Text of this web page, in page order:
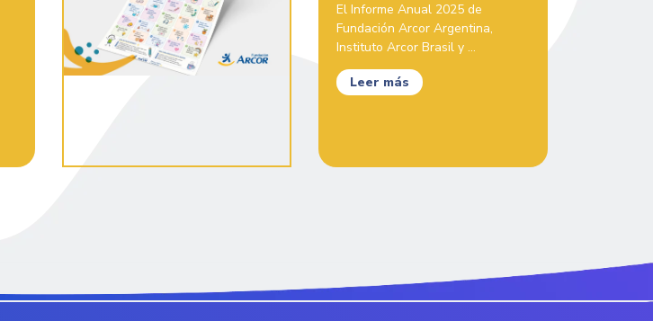
El Informe Anual 2025 de
Fundación Arcor Argentina,
Instituto Arcor Brasil y ...
Leer más